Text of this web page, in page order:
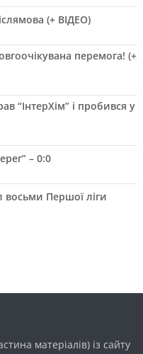
(+ ВІДЕО)
перемога! (+
“ІнтерХім” і пробився у
– 0:0
восьми Першої ліги
матеріалів) із сайту